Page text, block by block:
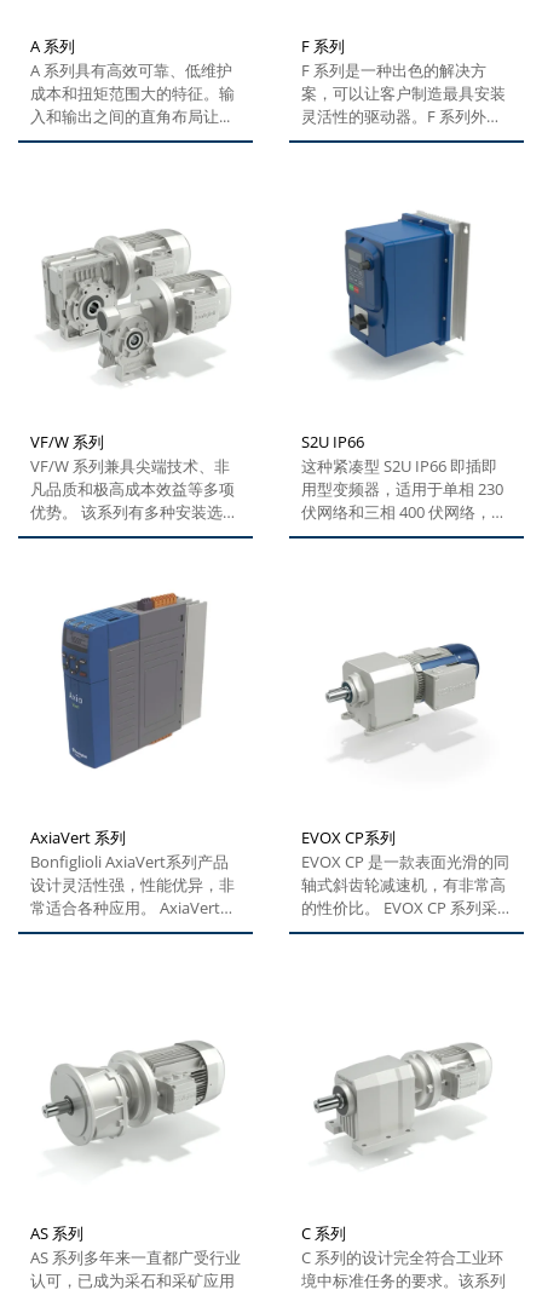
A 系列
A 系列具有高效可靠、低维护
成本和扭矩范围大的特征。输
入和输出之间的直角布局让...
F 系列
F 系列是一种出色的解决方
案，可以让客户制造最具安装
灵活性的驱动器。F 系列外壳
侧面的孔不仅可以满足传统安
机的设计实现更高效率、可靠
性以及低噪音运行。高扭矩密
度、多种齿轮比选项和紧凑设
计，让...
VF/W 系列
VF/W 系列兼具尖端技术、非
凡品质和极高成本效益等多项
优势。 该系列有多种安装选
项、轴配置和电机接口选项，
项制造技术，邦飞利的...
S2U IP66
这种紧凑型 S2U IP66 即插即
用型变频器，适用于单相 230
伏网络和三相 400 伏网络，可
选三种尺寸，电机功率范围
AxiaVert 系列
Bonfiglioli AxiaVert系列产品
设计灵活性强，性能优异，非
常适合各种应用。 AxiaVert系
列产品采用模块化设计，可提
EVOX CP系列
EVOX CP 是一款表面光滑的同
轴式斜齿轮减速机，有非常高
的性价比。 EVOX CP 系列采
用市场标准设计，无需更改减
的需求。 EVOX...
AS 系列
AS 系列多年来一直都广受行业
认可，已成为采石和采矿应用
C 系列
C 系列的设计完全符合工业环
境中标准任务的要求。该系列